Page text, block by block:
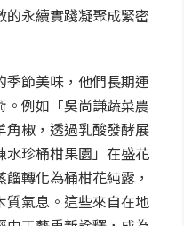
的永續實踐凝聚成緊密
季節美味，他們長期運
。例如「吳尚謙蔬菜農
角椒，透過乳酸發酵展
水珍桶柑果園」在盛花
轉化為桶柑花純露，
質氣息。這些來自在地